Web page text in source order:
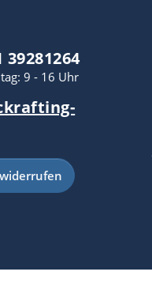
39281264
9 - 16 Uhr